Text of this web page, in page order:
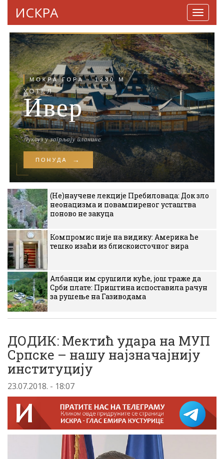
ИСКРА
(Не)научене лекције Пребиловаца: Док зло
неонацизма и повампиреног усташтва
поново не закуца
Компромис није на видику: Америка ће
тешко изаћи из блискоисточног вира
Албанци им срушили куће, још траже да
Срби плате: Приштина испоставила рачун
за рушење на Газиводама
ДОДИК: Мектић удара на МУП
Српске – нашу најзначајнију
институцију
23.07.2018. - 18:07